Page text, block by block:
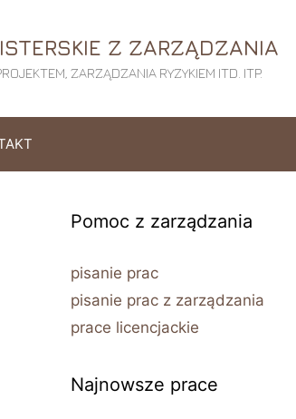
Z ZARZĄDZANIA
ZARZĄDZANIA RYZYKIEM ITD. ITP.
Pomoc z zarządzania
pisanie prac
pisanie prac z zarządzania
prace licencjackie
Najnowsze prace